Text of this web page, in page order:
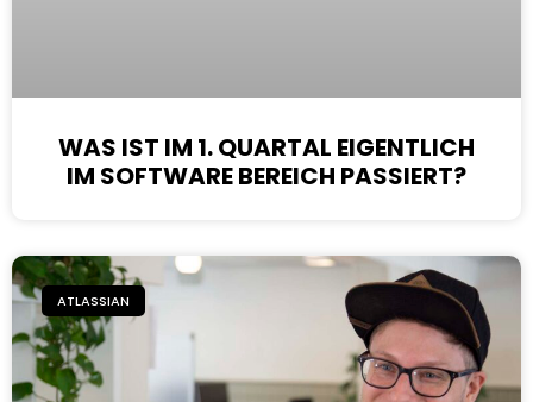
WAS IST IM 1. QUARTAL EIGENTLICH
IM SOFTWARE BEREICH PASSIERT?
ATLASSIAN